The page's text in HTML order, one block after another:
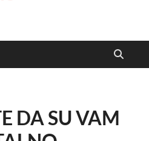
DA SU VAM